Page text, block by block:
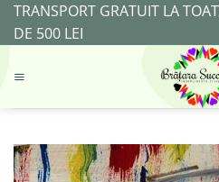
SkipTRANSPORT GRATUIT LA
DE 500 LEI